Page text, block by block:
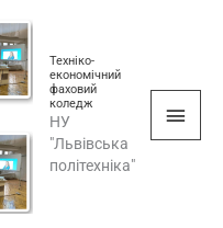
Техніко-
економічний
фаховий
коледж
НУ
"Львівська
політехніка"